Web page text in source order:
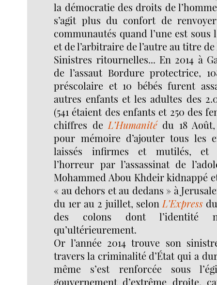
la démocratie des droits de
s’agit plus du confort de
communautés quand l’une est
et de l’arbitraire de l’autre au titre
Sinistres ritournelles... En 2014 à
de l’assaut Bordure protectrice,
préscolaire et 10 bébés furent
autres enfants et les adultes des
(541 étaient des enfants et 250 des
chiffres de L’Humanitédu 18 Août,
pour mémoire d’ajouter tous les
laissés infirmes et mutilés, et
l’horreur par l’assassinat de
Mohammed Abou Khdeir kidnappé
« au dehors et au dedans » à
du 1er au 2 juillet, selon L’Expressdu
des colons dont l’identité
qu’ultérieurement.
Or l’année 2014 trouve son
travers la criminalité d’État qui a
même s’est renforcée sous
gouvernement d’extrême droite,